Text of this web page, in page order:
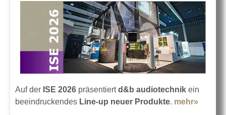
Auf der ISE 2026 präsentiertd&b audiotechnik ein
beeindruckendes Line-up neuer Produkte. mehr»